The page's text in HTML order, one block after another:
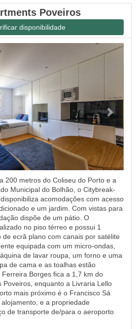
Poveiros
disponibilidade
Next
200 metros do Coliseu do Porto e a
Municipal do Bolhão, o Citybreak-
acomodações com acesso
e um jardim. Com vistas para
dispõe de um pátio. O
no piso térreo e possui 1
ecrã plano com canais por satélite
equipada com um micro-ondas,
de lavar roupa, um forno e uma
de cama e as toalhas estão
Borges fica a 1,7 km do
Poveiros, enquanto a Livraria Lello
mais próximo é o Francisco Sá
e a propriedade
de transporte de/para o aeroporto